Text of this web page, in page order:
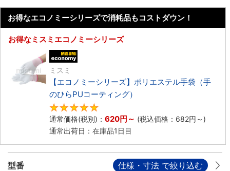
お得なエコノミーシリーズで消耗品もコストダウン！
お得なミスミエコノミーシリーズ
ミスミ
【エコノミーシリーズ】ポリエステル手袋（手
のひらPUコーティング）
通常価格(税別)： 620円 ～ (税込価格： 682円 ～)
通常出荷日：在庫品1日目
型番 仕様・寸法 で絞り込む